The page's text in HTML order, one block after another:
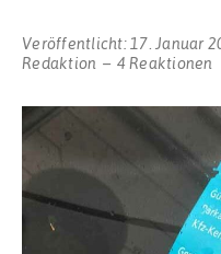
Veröffentlicht: 17. Januar
Redaktion
4 Reaktionen